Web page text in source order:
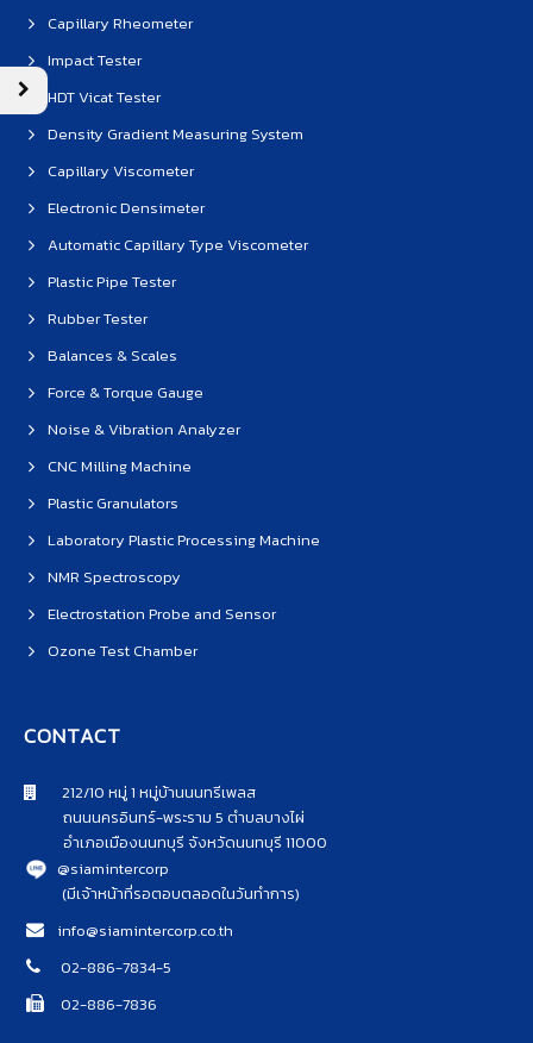
Capillary Rheometer
Impact Tester
HDT Vicat Tester
Density Gradient Measuring System
Capillary Viscometer
Electronic Densimeter
Automatic Capillary Type Viscometer
Plastic Pipe Tester
Rubber Tester
Balances & Scales
Force & Torque Gauge
Noise & Vibration Analyzer
CNC Milling Machine
Plastic Granulators
Laboratory Plastic Processing Machine
NMR Spectroscopy
Electrostation Probe and Sensor
Ozone Test Chamber
CONTACT
212/10 หมู่ 1 หมู่บ้านนนทรีเพลส
ถนนนครอินทร์-พระราม 5 ตำบลบางไผ่
อำเภอเมืองนนทบุรี จังหวัดนนทบุรี 11000
@siamintercorp
(มีเจ้าหน้าที่รอตอบตลอดในวันทำการ)
info@siamintercorp.co.th
02-886-7834-5
02-886-7836